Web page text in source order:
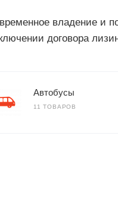
владение и
договора
Автобусы
11 ТОВАРОВ